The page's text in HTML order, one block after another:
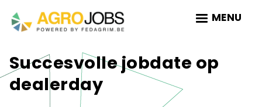
to
main
MENU
Succesvolle jobdate op
dealerday